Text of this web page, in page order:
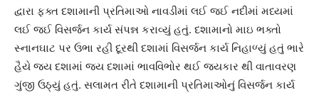
દ્વારા ફક્ત દશામાની પ્રતિમાઓ નાવડીમાં લઈ જઈ નદીમાં મધ્યમાં
લઈ જઈ વિસર્જન કાર્ય સંપન્ન કરાવ્યું હતું. દશામાનો માઇ ભક્તો
સ્નાનઘાટ પર ઉભા રહી દૂરથી દશામાં વિસર્જન કાર્ય નિહાળ્યું હતું ભારે
હૈયે જય દશામાં જય દશામાં ભાવવિભોર થઈ જયકાર થી વાતાવરણ
ગુંજી ઉઠ્યું હતું. સલામત રીતે દશામાની પ્રતિમાઓનું વિસર્જન કાર્ય